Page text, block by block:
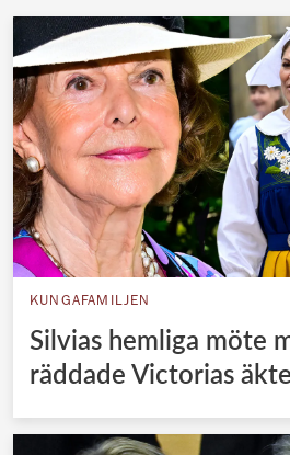
KUNGAFAMILJEN
Silvias hemliga möte
räddade Victorias